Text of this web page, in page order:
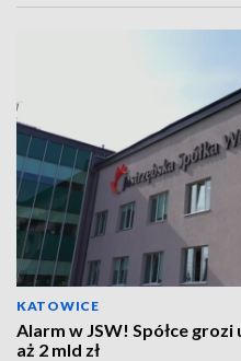
KATOWICE
Alarm w JSW! Spółce
aż 2 mld zł